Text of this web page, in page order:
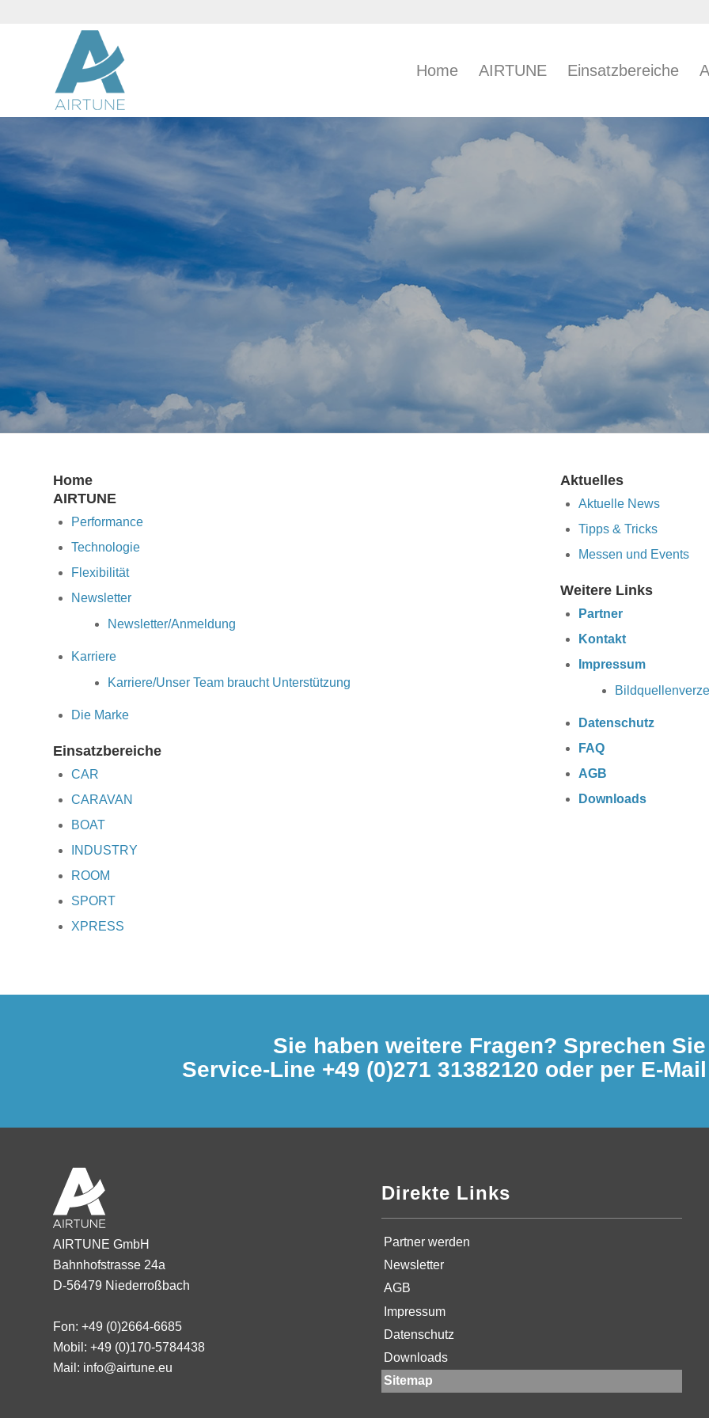
Home AIRTUNE Einsatzbereiche
SITEMAP
Hier finden Sie alle Seiten
Home
AIRTUNE
Performance
Technologie
Flexibilität
Newsletter
Newsletter/Anmeldung
Karriere
Karriere/Unser Team braucht Unterstützung
Die Marke
Einsatzbereiche
CAR
CARAVAN
BOAT
INDUSTRY
ROOM
SPORT
XPRESS
Aktuelles
Aktuelle News
Tipps & Tricks
Messen und Events
Weitere Links
Partner
Kontakt
Impressum
Datenschutz
FAQ
AGB
Downloads
Sie haben weitere Fragen? Sprechen
Service-Line +49 (0)271 31382120 oder per E-Mail
AIRTUNE GmbH
Bahnhofstrasse 24a
D-56479 Niederroßbach
Fon: +49 (0)2664-6685
Mobil: +49 (0)170-5784438
Mail: info@airtune.eu
Direkte Links
Partner werden
Newsletter
AGB
Impressum
Datenschutz
Downloads
Sitemap